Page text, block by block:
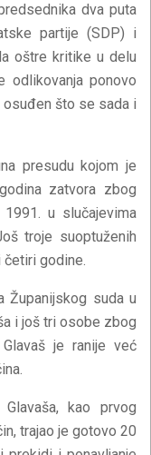
dva puta
partije (SDP) i
oštre kritike u delu
odlikovanja ponovo
što se sada i
presudu kojom je
zatvora zbog
u slučajevima
troje suoptuženih
godine.
Županijskog suda u
i još tri osobe zbog
je ranije već
kao prvog
trajao je gotovo 20